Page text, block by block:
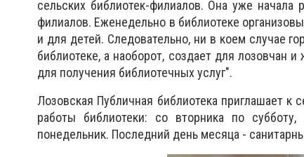
сельских библиотек-филиалов. Она уже
филиалов. Еженедельно в библиотеке
и для детей. Следовательно, ни в коем случае
библиотеке, а наоборот, создает для лозовчан
для получения библиотечных услуг".
Лозовская Публичная библиотека приглашает
работы библиотеки: со вторника по
понедельник. Последний день месяца -